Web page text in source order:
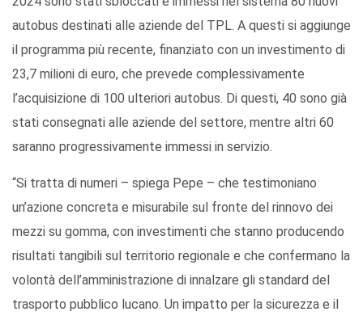
autobus destinati alle aziende del TPL. A questi si aggiunge
il programma più recente, finanziato con un investimento di
23,7 milioni di euro, che prevede complessivamente
l’acquisizione di 100 ulteriori autobus. Di questi, 40 sono già
stati consegnati alle aziende del settore, mentre altri 60
saranno progressivamente immessi in servizio.
“Si tratta di numeri – spiega Pepe – che testimoniano
un’azione concreta e misurabile sul fronte del rinnovo dei
mezzi su gomma, con investimenti che stanno producendo
risultati tangibili sul territorio regionale e che confermano la
volontà dell’amministrazione di innalzare gli standard del
trasporto pubblico lucano. Un impatto per la sicurezza e il